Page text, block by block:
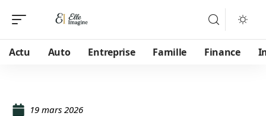
Actu Auto Entreprise Famille Finance
19 mars 2026